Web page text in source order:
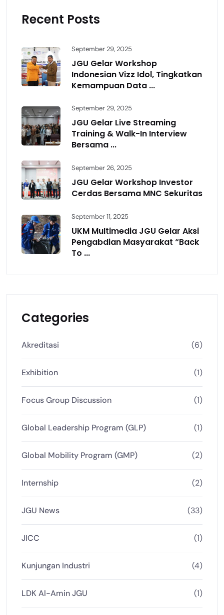
Recent Posts
September 29, 2025
JGU Gelar Workshop
Indonesian Vizz Idol, Tingkatkan
Kemampuan Data ...
September 29, 2025
JGU Gelar Live Streaming
Training & Walk-In Interview
Bersama ...
September 26, 2025
JGU Gelar Workshop Investor
Cerdas Bersama MNC Sekuritas
September 11, 2025
UKM Multimedia JGU Gelar Aksi
Pengabdian Masyarakat “Back
To ...
Categories
Akreditasi (6)
Exhibition (1)
Focus Group Discussion (1)
Global Leadership Program (GLP) (1)
Global Mobility Program (GMP) (2)
Internship (2)
JGU News (33)
JICC (1)
Kunjungan Industri (4)
LDK Al-Amin JGU (1)